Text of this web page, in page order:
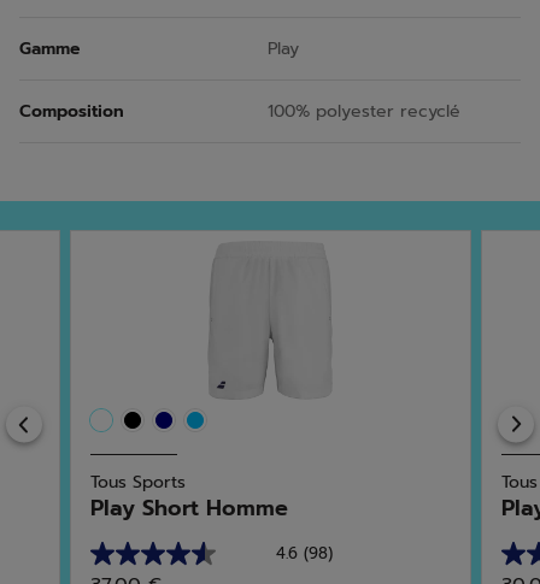
Gamme Play
Composition 100% polyester recyclé
Previous
Tous Sports
Play Short Homme
4.6 (98)
4.6
4.9